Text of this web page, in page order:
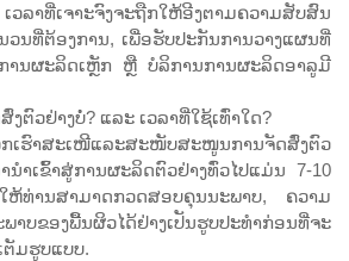
ວລາທີ່ເຈາະຈົງຈະຖືກໃຫ້ອີງຕາມຄວາມສັບສົນ
ວນທີ່ຕ້ອງການ, ເພື່ອຮັບປະກັນການວາງແຜນທີ່
ການຜະລິດເຫຼັກ ຫຼື ບໍລິການການຜະລິດອາລູມີ
ຕົວຢ່າງບໍ່? ແລະ ເວລາທີ່ໃຊ້ເທົ່າໃດ?
ຮົາສະເໜີແລະສະໜັບສະໜູນການຈັດສົ່ງຕົວ
ນຳເຂົ້າສູ່ການຜະລິດຕົວຢ່າງທົ່ວໄປແມ່ນ 7-10
ຫ້ທ່ານສາມາດກວດສອບຄຸນນະພາບ, ຄວາມ
າບຂອງພື້ນຜິວໄດ້ຢ່າງເປັນຮູບປະທຳກ່ອນທີ່ຈະ
ຕັມຮູບແບບ.